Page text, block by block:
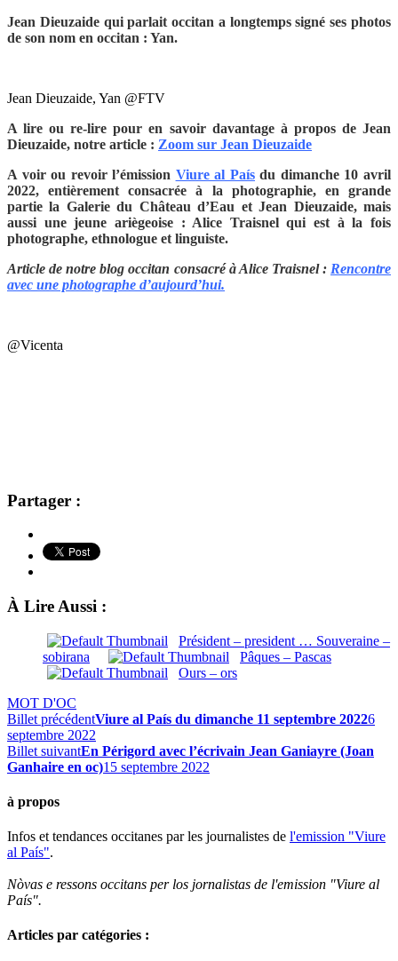
Jean Dieuzaide qui parlait occitan a longtemps signé ses photos
de son nom en occitan : Yan.
Jean Dieuzaide, Yan @FTV
A lire ou re-lire pour en savoir davantage à propos de Jean
Dieuzaide, notre article : Zoom sur Jean Dieuzaide
A voir ou revoir l’émission Viure al Paísdu dimanche 10 avril
2022, entièrement consacrée à la photographie, en grande
partie la Galerie du Château d’Eau et Jean Dieuzaide, mais
aussi une jeune ariègeoise : Alice Traisnel qui est à la fois
photographe, ethnologue et linguiste.
Article de notre blog occitan consacré à Alice Traisnel : Rencontre
avec une photographe d’aujourd’hui.
@Vicenta
Partager :
À Lire Aussi :
Président – president … Souveraine –
sobirana
Pâques – Pascas
Ours – ors
MOT D'OC
Billet précédentViure al País du dimanche 11 septembre 20226
septembre 2022
Billet suivantEn Périgord avec l’écrivain Jean Ganiayre (Joan
Ganhaire en oc)15 septembre 2022
à propos
Infos et tendances occitanes par les journalistes de l'emission "Viure
al País".
Nòvas e ressons occitans per los jornalistas de l'emission "Viure al
País".
Articles par catégories :